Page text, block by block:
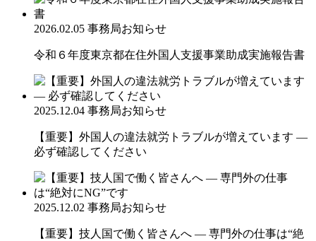
2026.02.05 事務局お知らせ
令和６年度東京都在住外国人支援事業助成実施報告書
2025.12.04 事務局お知らせ
【重要】外国人の違法就労トラブルが増えています ―
必ず確認してください
2025.12.02 事務局お知らせ
【重要】技人国で働く皆さんへ ― 専門外の仕事は“絶